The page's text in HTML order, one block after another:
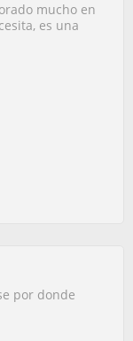
mucho en
es una
por donde